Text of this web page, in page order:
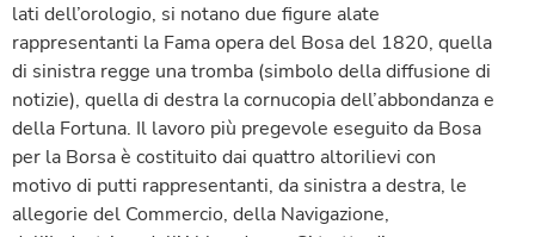
lati dell’orologio, si notano due figure alate
rappresentanti la Fama opera del Bosa del 1820, quella
di sinistra regge una tromba (simbolo della diffusione di
notizie), quella di destra la cornucopia dell’abbondanza e
della Fortuna. Il lavoro più pregevole eseguito da Bosa
per la Borsa è costituito dai quattro altorilievi con
motivo di putti rappresentanti, da sinistra a destra, le
allegorie del Commercio, della Navigazione,